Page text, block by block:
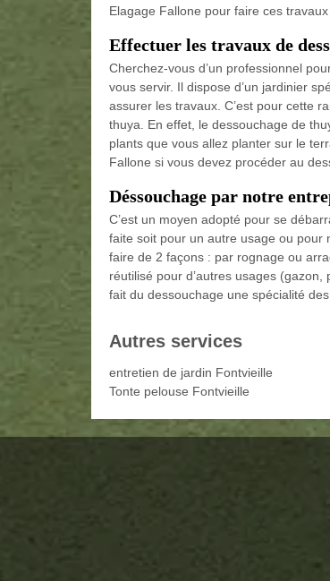
Elagage Fallone pour faire ces travaux
Effectuer les travaux de
Cherchez-vous d’un professionnel
vous servir. Il dispose d’un jardinier
assurer les travaux. C’est pour cette
thuya. En effet, le dessouchage de
plants que vous allez planter sur le
Fallone si vous devez procéder au
Déssouchage par notre
C’est un moyen adopté pour se
faite soit pour un autre usage ou pour
faire de 2 façons : par rognage ou
réutilisé pour d’autres usages
fait du dessouchage une spécialité
Autres services
entretien de jardin Fontvieille
Tonte pelouse Fontvieille